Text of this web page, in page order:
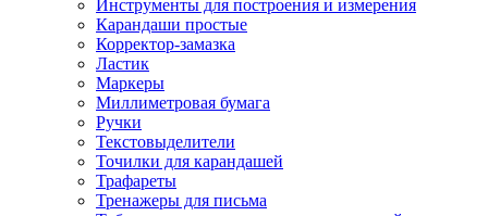
Инструменты для построения и измерения
Карандаши простые
Корректор-замазка
Ластик
Маркеры
Миллиметровая бумага
Ручки
Текстовыделители
Точилки для карандашей
Трафареты
Тренажеры для письма